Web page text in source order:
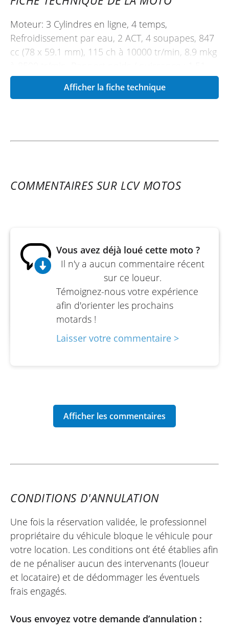
Moteur: 3 Cylindres en ligne, 4 temps,
Refroidissement par eau, 2 ACT, 4 soupapes, 847
cc (78 x 59.1 mm), 115 ch à 10000 tr/min, 8.9 mkg
kg/ch
Train avant: Fourche télé-hydraulique inversée
Train arrière: Mono-amortisseur, déb : 130 mm, 1
Afficher la fiche technique
COMMENTAIRES SUR LCV MOTOS
Il n'y a aucun commentaire récent
sur ce loueur.
Vous avez déjà loué cette moto ?
Témoignez-nous votre expérience
afin d'orienter les prochains
motards !
Laisser votre commentaire >
CONDITIONS D'ANNULATION
Une fois la réservation validée, le professionnel
propriétaire du véhicule bloque le véhicule pour
votre location. Les conditions ont été établies afin
de ne pénaliser aucun des intervenants (loueur
et locataire) et de dédommager les éventuels
frais engagés.
Vous envoyez votre demande d’annulation :